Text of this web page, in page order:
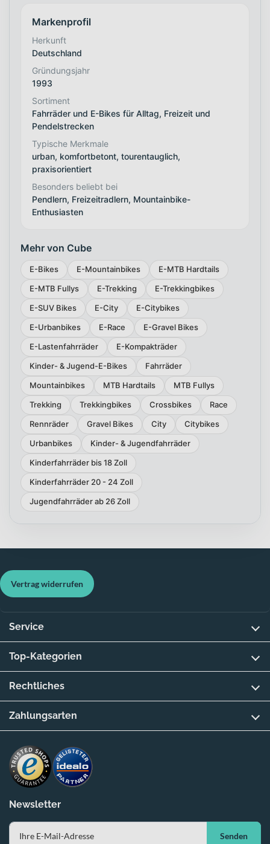
Markenprofil
Herkunft
Deutschland
Gründungsjahr
1993
Sortiment
Fahrräder und E-Bikes für Alltag, Freizeit und
Pendelstrecken
Typische Merkmale
urban, komfortbetont, tourentauglich,
praxisorientiert
Besonders beliebt bei
Pendlern, Freizeitradlern, Mountainbike-
Enthusiasten
Mehr von Cube
E-Bikes E-Mountainbikes
E-MTB Hardtails
E-MTB Fullys
E-Trekking
E-Trekkingbikes
E-SUV Bikes
E-City
E-Citybikes
E-Urbanbikes
E-Race
E-Gravel Bikes
E-Lastenfahrräder
E-Kompakträder
Kinder- & Jugend-E-Bikes
Fahrräder
Mountainbikes
MTB Hardtails
MTB Fullys
Trekking
Trekkingbikes Crossbikes
Race
Rennräder
Gravel Bikes City
Citybikes
Urbanbikes
Kinder- & Jugendfahrräder
Kinderfahrräder bis 18 Zoll
Kinderfahrräder 20 - 24 Zoll
Jugendfahrräder ab 26 Zoll
Newsletter
Senden
Vertrag widerrufen
Service
Top-Kategorien
Rechtliches
Zahlungsarten